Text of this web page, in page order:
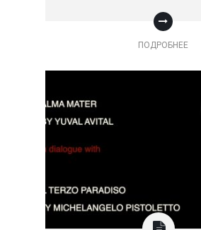
ПОДРОБНЕЕ